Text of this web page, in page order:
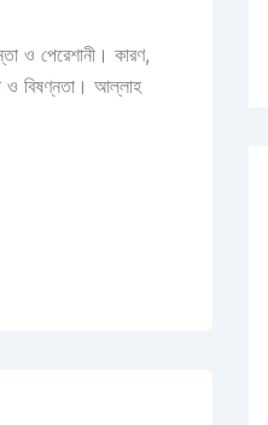
ও পেরেশানী। কারণ,
ও বিষণ্নতা। আল্লাহ